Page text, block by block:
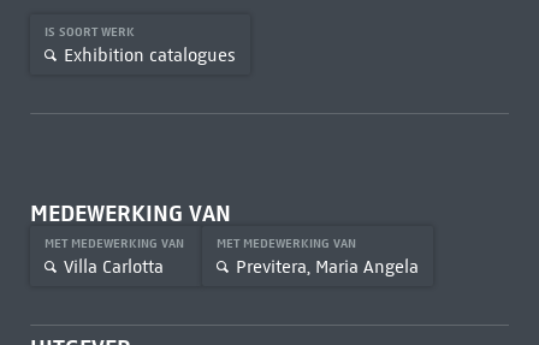
IS SOORT WERK
Exhibition catalogues
MEDEWERKING VAN
MET MEDEWERKING VAN
Villa Carlotta
MET MEDEWERKING VAN
Previtera, Maria Angela